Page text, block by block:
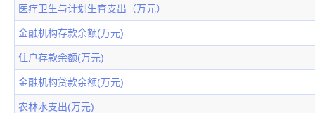
医疗卫生与计划生育支出（万元）
金融机构存款余额(万元)
住户存款余额(万元)
金融机构贷款余额(万元)
农林水支出(万元)